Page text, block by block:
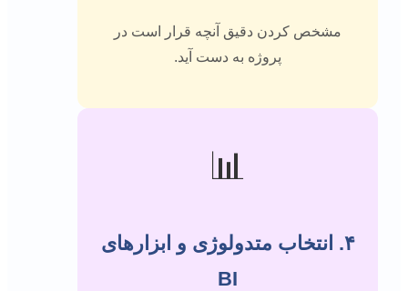
مشخص کردن دقیق آنچه قرار است در
پروژه به دست آید.
📊
۴. انتخاب متدولوژی و ابزارهای
BI